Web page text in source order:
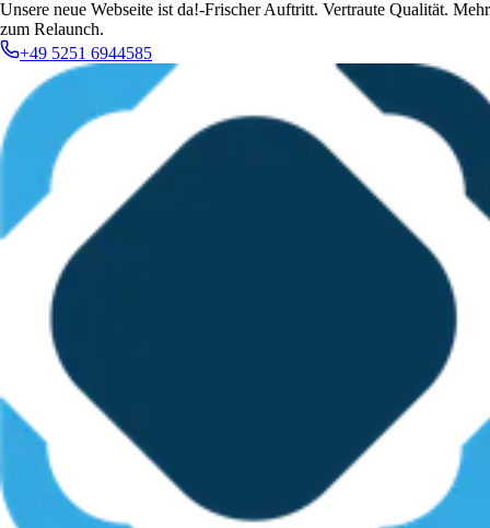
Unsere neue Webseite ist da!-Frischer Auftritt. Vertraute Qualität. Mehr
zum Relaunch.
+49 5251 6944585